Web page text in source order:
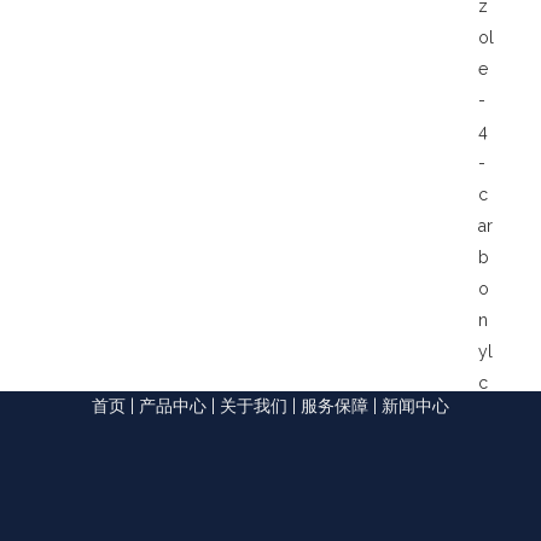
z
ol
e
-
4
-
c
ar
b
o
n
yl
c
首页 产品中心 关于我们 服务保障 新闻中心